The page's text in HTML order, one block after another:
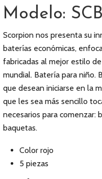
Modelo:
Scorpion nos presenta su
baterías económicas,
fabricadas al mejor estilo
mundial. Batería para niño.
que desean iniciarse en la
que les sea más sencillo
necesarios para comenzar:
baquetas.
Color rojo
5 piezas